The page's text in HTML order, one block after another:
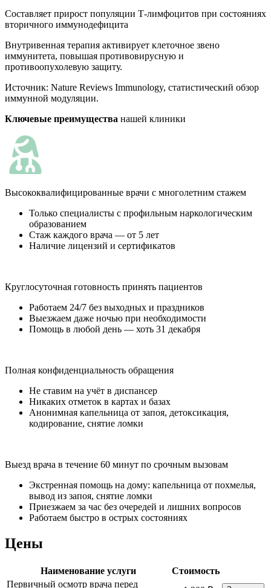
Составляет прирост популяции Т-лимфоцитов при состояниях
вторичного иммунодефицита
Внутривенная терапия активирует клеточное звено
иммунитета, повышая противовирусную и
противоопухолевую защиту.
Источник: Nature Reviews Immunology, статистический обзор
иммунной модуляции.
Ключевые преимущества нашей клиники
Высококвалифицированные врачи с многолетним стажем
Только специалисты с профильным наркологическим
образованием
Стаж каждого врача — от 5 лет
Наличие лицензий и сертификатов
Круглосуточная готовность принять пациентов
Работаем 24/7 без выходных и праздников
Выезжаем даже ночью при необходимости
Помощь в любой день — хоть 31 декабря
Полная конфиденциальность обращения
Не ставим на учёт в диспансер
Никаких отметок в картах и базах
Анонимная капельница от запоя, детоксикация,
кодирование, снятие ломки
Выезд врача в течение 60 минут по срочным вызовам
Экстренная помощь на дому: капельница от похмелья,
вывод из запоя, снятие ломки
Приезжаем за час без очередей и лишних вопросов
Работаем быстро в острых состояниях
Цены
Наименование услуги
Стоимость
Первичный осмотр врача перед